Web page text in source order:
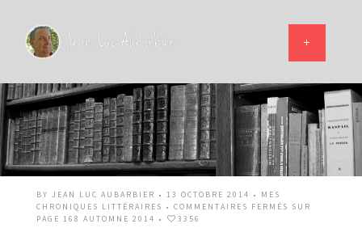
BY JEAN LUC AUBARBIER • 13 OCTOBRE 2014 • MES
CHRONIQUES LITTÉRAIRES • COMMENTAIRES FERMÉS SUR
PAGE 168 AUTOMNE 2014 • 3356